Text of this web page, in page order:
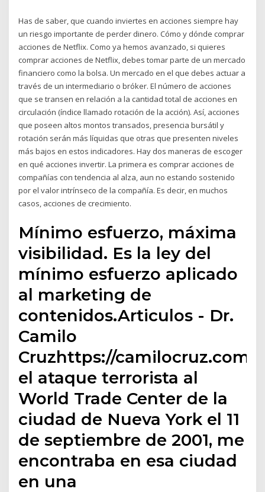
Has de saber, que cuando inviertes en acciones siempre hay
un riesgo importante de perder dinero. Cómo y dónde comprar
acciones de Netflix. Como ya hemos avanzado, si quieres
comprar acciones de Netflix, debes tomar parte de un mercado
financiero como la bolsa. Un mercado en el que debes actuar a
través de un intermediario o bróker. El número de acciones
que se transen en relación a la cantidad total de acciones en
circulación (índice llamado rotación de la acción). Así, acciones
que poseen altos montos transados, presencia bursátil y
rotación serán más líquidas que otras que presenten niveles
más bajos en estos indicadores. Hay dos maneras de escoger
en qué acciones invertir. La primera es comprar acciones de
compañías con tendencia al alza, aun no estando sostenido
por el valor intrínseco de la compañía. Es decir, en muchos
casos, acciones de crecimiento.
Mínimo esfuerzo, máxima
visibilidad. Es la ley del
mínimo esfuerzo aplicado
al marketing de
contenidos.Articulos - Dr.
Camilo
Cruzhttps://camilocruz.com/
el ataque terrorista al
World Trade Center de la
ciudad de Nueva York el 11
de septiembre de 2001, me
encontraba en esa ciudad
en una